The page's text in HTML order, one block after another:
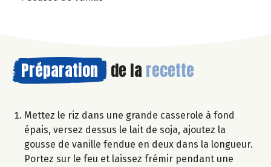
Préparation de la recette
Mettez le riz dans une grande casserole à fond
épais, versez dessus le lait de soja, ajoutez la
gousse de vanille fendue en deux dans la longueur.
Portez sur le feu et laissez frémir pendant une